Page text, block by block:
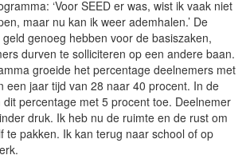
‘Voor SEED er was, wist ik vaak niet
maar nu kan ik weer ademhalen.’ De
genoeg hebben voor de basiszaken,
durven te solliciteren op een andere baan.
groeide het percentage deelnemers met
een jaar tijd van 28 naar 40 procent. In de
percentage met 5 procent toe. Deelnemer
druk. Ik heb nu de ruimte en de rust om
te pakken. Ik kan terug naar school of op